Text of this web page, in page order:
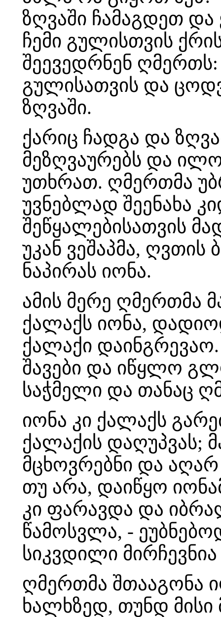
ზღვაში ჩამაგდეთ და
ჩემი გულისთვის
შეევედრნენ
გულისათვის და
ზღვაში.
ქარიც ჩადგა და
მეზღვაურებს და
უთხრათ. ღმერთმა
უვნებლად შეენახა
შეწყალებისათვის
უკან ვეშაპმა,
ნაპირას იონა.
ამის მერე ღმერთმა
ქალაქს იონა,
ქალაქი დაინგრევაო.
შავები და იწყლო
საჭმელი და თანაც
იონა კი ქალაქს
ქალაქის დაღუპვას;
მცხოვრებნი და
თუ არა, დაიწყო
კი ფარავდა და
წამოსვლა, -
სიკვდილი
ღმერთმა შთააგონა
ხალხზედ, თუნდ